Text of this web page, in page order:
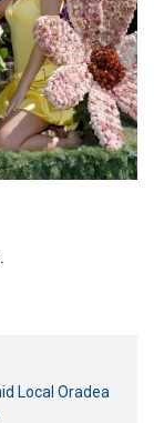
Local Oradea